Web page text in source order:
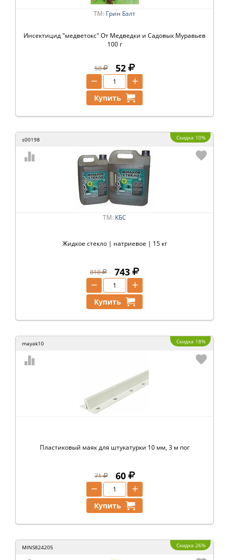
ТМ: Грин Бэлт
Инсектицид "медветокс" От Медведки и Садовых Муравьев
100 г
58 52
+
−
Купить
s00198 Скидка 10%
ТМ: КБС
Жидкое стекло | натриевое | 15 кг
818 743
+
−
Купить
mayak10 Скидка 18%
Пластиковый маяк для штукатурки 10 мм, 3 м пог
71 60
+
−
Купить
MINS824205 Скидка 26%